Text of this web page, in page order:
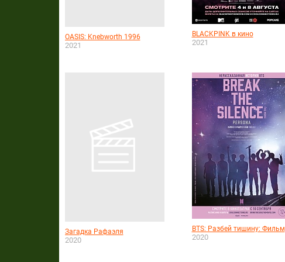
OASIS: Knebworth 1996
2021
BLACKPINK в кино
2021
Загадка Рафаэля
2020
BTS: Разбей тишину: Фильм
2020